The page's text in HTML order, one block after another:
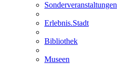
Sonderveranstaltungen
Erlebnis.Stadt
Bibliothek
Museen